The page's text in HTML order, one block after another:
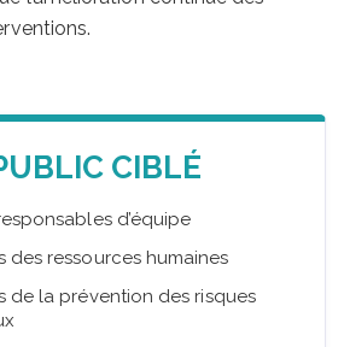
CIBLÉ
d’équipe
des ressources humaines
de la prévention des risques